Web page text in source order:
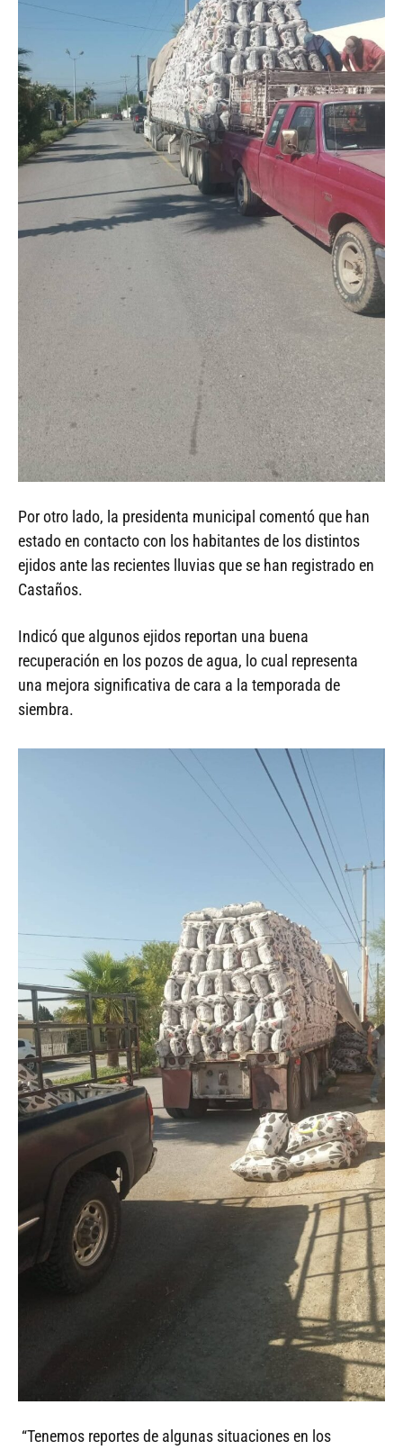
Por otro lado, la presidenta municipal comentó que han
estado en contacto con los habitantes de los distintos
ejidos ante las recientes lluvias que se han registrado en
Castaños.
Indicó que algunos ejidos reportan una buena
recuperación en los pozos de agua, lo cual representa
una mejora significativa de cara a la temporada de
siembra.
“Tenemos reportes de algunas situaciones en los